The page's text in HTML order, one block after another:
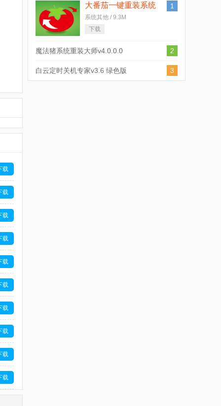
载
载
载
载
载
载
载
载
载
载
大番茄一键重装系统
v1.8.1.0307官方版
系统其他 / 9.3M
下载
1
魔法猪系统重装大师v4.0.0.0
官方版
2
白云定时关机专家v3.6 绿色版 3